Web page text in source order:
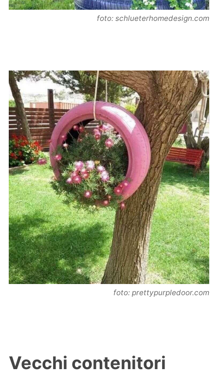
foto: schlueterhomedesign.com
foto: prettypurpledoor.com
Vecchi contenitori